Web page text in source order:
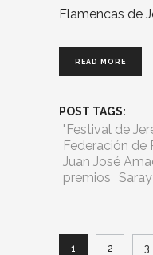
Flamencas de
READ MORE
POST TAGS:
"Festival de
Federación de
Juan José
premios
1 2 3